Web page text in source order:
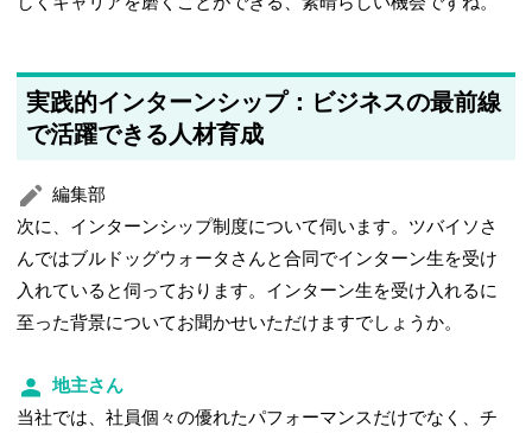
実践的インターンシップ：ビジネスの最前線
で活躍できる人材育成
編集部
次に、インターンシップ制度について伺います。ツバイソさ
んではブルドッグウォータさんと合同でインターン生を受け
入れていると伺っております。インターン生を受け入れるに
至った背景についてお聞かせいただけますでしょうか。
地主さん
当社では、社員個々の優れたパフォーマンスだけでなく、チ